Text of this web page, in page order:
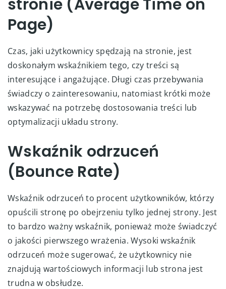
stronie (Average Time on
Page)
Czas, jaki użytkownicy spędzają na stronie, jest
doskonałym wskaźnikiem tego, czy treści są
interesujące i angażujące. Długi czas przebywania
świadczy o zainteresowaniu, natomiast krótki może
wskazywać na potrzebę dostosowania treści lub
optymalizacji układu strony.
Wskaźnik odrzuceń
(Bounce Rate)
Wskaźnik odrzuceń to procent użytkowników, którzy
opuścili stronę po obejrzeniu tylko jednej strony. Jest
to bardzo ważny wskaźnik, ponieważ może świadczyć
o jakości pierwszego wrażenia. Wysoki wskaźnik
odrzuceń może sugerować, że użytkownicy nie
znajdują wartościowych informacji lub strona jest
trudna w obsłudze.